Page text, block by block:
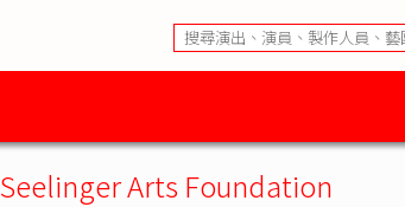
Seelinger Arts Foundation